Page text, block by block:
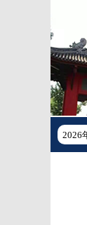
2026